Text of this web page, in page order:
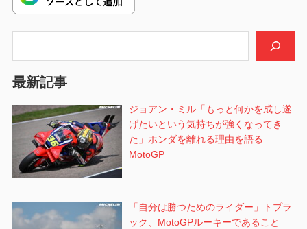
ー
ン
最新記事
ジョアン・ミル「もっと何かを成し遂
げたいという気持ちが強くなってき
た」ホンダを離れる理由を語る
MotoGP
「自分は勝つためのライダー」トプラ
ック、MotoGPルーキーであること